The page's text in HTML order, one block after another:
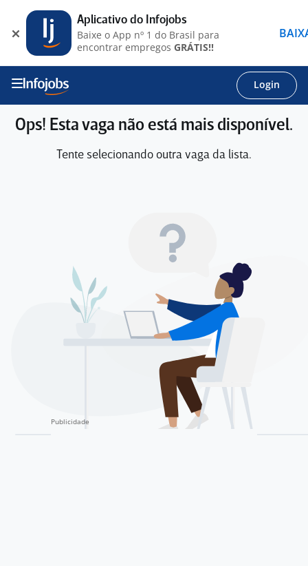
Login
Ops! Esta vaga não está mais disponível.
Tente selecionando outra vaga da lista.
Aplicativo do Infojobs
Baixe o App nº 1 do Brasil para
encontrar empregos GRÁTIS!!